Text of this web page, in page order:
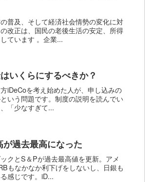
普及、そして経済社会情勢の変化に対
改正は、国民の老後生活の安定、所得
ています 。企業...
いくらにするべきか？
iDeCoを考え始めた人が、申し込みの
いう問題です。制度の説明を読んでい
「少なすぎて...
過去最高になった
クとS＆Pが過去最高値を更新。アメ
もなかなか利下げをしないし、日銀も
感じです。iD...